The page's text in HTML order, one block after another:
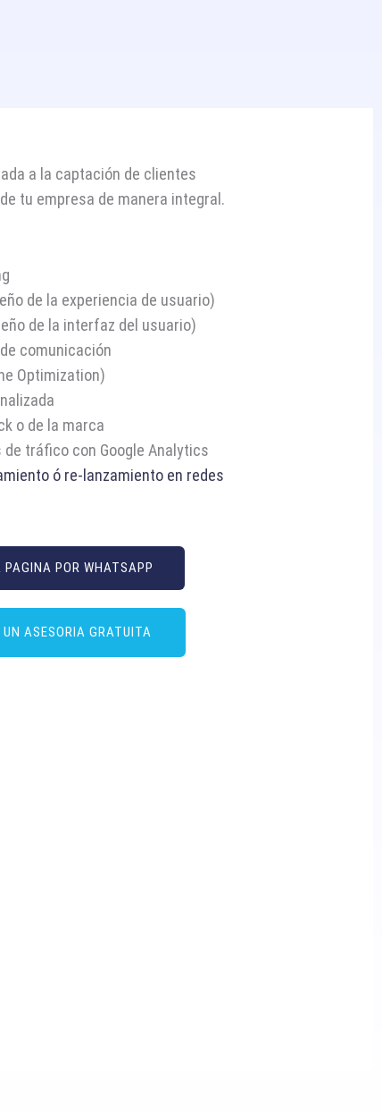
a la captación de clientes
tu empresa de manera integral.
de la experiencia de usuario)
de la interfaz del usuario)
comunicación
Optimization)
o de la marca
tráfico con Google Analytics
ó re-lanzamiento en redes
POR WHATSAPP
ASESORIA GRATUITA